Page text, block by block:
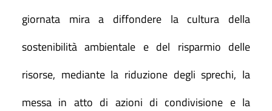
giornata mira a diffondere la cultura della
sostenibilità ambientale e del risparmio delle
risorse, mediante la riduzione degli sprechi, la
messa in atto di azioni di condivisione e la